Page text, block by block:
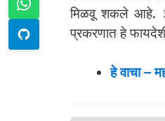
मिळवू शकले आहे.
प्रकरणात हे
हे वाचा–